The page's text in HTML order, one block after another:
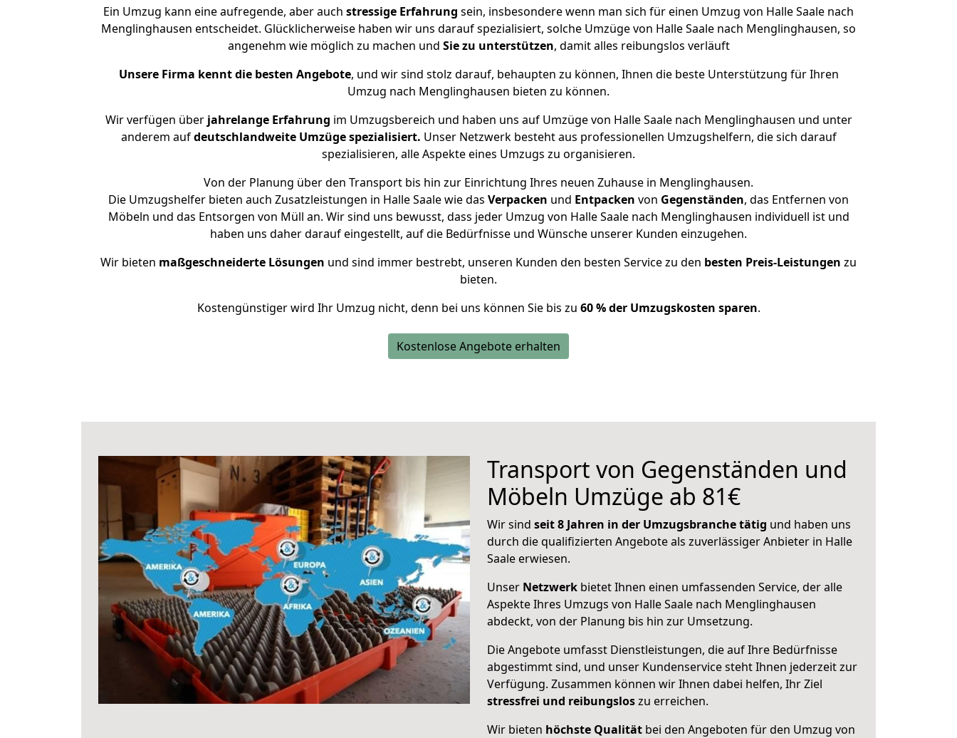
Ein Umzug kann eine aufregende, aber auch stressige Erfahrung sein, insbesondere wenn man sich für einen Umzug von Halle Saale nach
Menglinghausen entscheidet. Glücklicherweise haben wir uns darauf spezialisiert, solche Umzüge von Halle Saale nach Menglinghausen, so
angenehm wie möglich zu machen und Sie zu unterstützen, damit alles reibungslos verläuft
Unsere Firma kennt die besten Angebote, und wir sind stolz darauf, behaupten zu können, Ihnen die beste Unterstützung für Ihren
Umzug nach Menglinghausen bieten zu können.
Wir verfügen überjahrelange Erfahrung im Umzugsbereich und haben uns auf Umzüge von Halle Saale nach Menglinghausen und unter
anderem aufdeutschlandweite Umzüge spezialisiert. Unser Netzwerk besteht aus professionellen Umzugshelfern, die sich darauf
spezialisieren, alle Aspekte eines Umzugs zu organisieren.
Von der Planung über den Transport bis hin zur Einrichtung Ihres neuen Zuhause in Menglinghausen.
Die Umzugshelfer bieten auch Zusatzleistungen in Halle Saale wie das Verpacken und Entpacken von Gegenständen, das Entfernen von
Möbeln und das Entsorgen von Müll an. Wir sind uns bewusst, dass jeder Umzug von Halle Saale nach Menglinghausen individuell ist und
haben uns daher darauf eingestellt, auf die Bedürfnisse und Wünsche unserer Kunden einzugehen.
Wir bieten maßgeschneiderte Lösungen und sind immer bestrebt, unseren Kunden den besten Service zu den besten Preis-Leistungen zu
bieten.
Kostengünstiger wird Ihr Umzug nicht, denn bei uns können Sie bis zu 60 % der Umzugskosten sparen.
Kostenlose Angebote erhalten
Transport von Gegenständen und
Möbeln Umzüge ab 81€
Wir sind seit 8 Jahren in der Umzugsbranche tätig und haben uns
durch die qualifizierten Angebote als zuverlässiger Anbieter in Halle
Saale erwiesen.
Unser Netzwerk bietet Ihnen einen umfassenden Service, der alle
Aspekte Ihres Umzugs von Halle Saale nach Menglinghausen
abdeckt, von der Planung bis hin zur Umsetzung.
Die Angebote umfasst Dienstleistungen, die auf Ihre Bedürfnisse
abgestimmt sind, und unser Kundenservice steht Ihnen jederzeit zur
Verfügung. Zusammen können wir Ihnen dabei helfen, Ihr Ziel
stressfrei und reibungsloszu erreichen.
Wir bieten höchste Qualität bei den Angeboten für den Umzug von